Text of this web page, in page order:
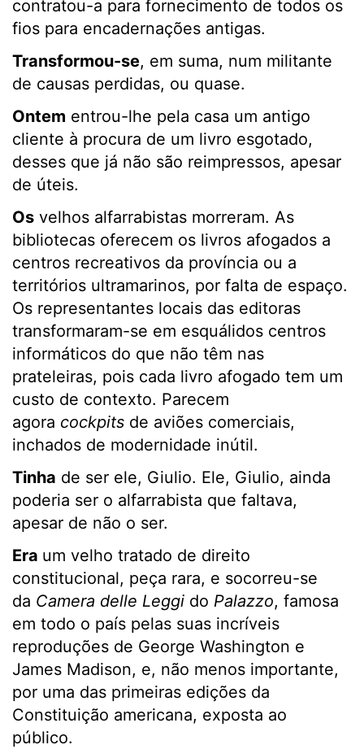
contratou-a para fornecimento de todos os
fios para encadernações antigas.
Transformou-se, em suma, num militante
de causas perdidas, ou quase.
Ontem entrou-lhe pela casa um antigo
cliente à procura de um livro esgotado,
desses que já não são reimpressos, apesar
de úteis.
Os velhos alfarrabistas morreram. As
bibliotecas oferecem os livros afogados a
centros recreativos da província ou a
territórios ultramarinos, por falta de espaço.
Os representantes locais das editoras
transformaram-se em esquálidos centros
informáticos do que não têm nas
prateleiras, pois cada livro afogado tem um
custo de contexto. Parecem
agora cockpits de aviões comerciais,
inchados de modernidade inútil.
Tinha de ser ele, Giulio. Ele, Giulio, ainda
poderia ser o alfarrabista que faltava,
apesar de não o ser.
Era um velho tratado de direito
constitucional, peça rara, e socorreu-se
da Camera delle Leggi do Palazzo, famosa
em todo o país pelas suas incríveis
reproduções de George Washington e
James Madison, e, não menos importante,
por uma das primeiras edições da
Constituição americana, exposta ao
público.